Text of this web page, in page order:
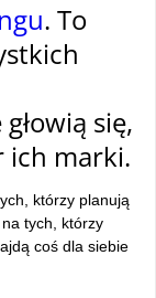
. To
się,
ich marki.
którzy planują
tych, którzy
coś dla siebie